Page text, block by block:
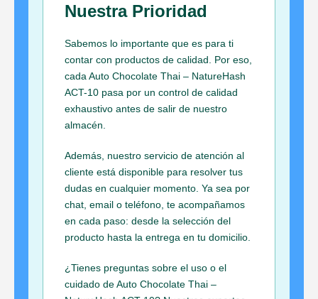
Nuestra Prioridad
Sabemos lo importante que es para ti
contar con productos de calidad. Por eso,
cada Auto Chocolate Thai – NatureHash
ACT-10 pasa por un control de calidad
exhaustivo antes de salir de nuestro
almacén.
Además, nuestro servicio de atención al
cliente está disponible para resolver tus
dudas en cualquier momento. Ya sea por
chat, email o teléfono, te acompañamos
en cada paso: desde la selección del
producto hasta la entrega en tu domicilio.
¿Tienes preguntas sobre el uso o el
cuidado de Auto Chocolate Thai –